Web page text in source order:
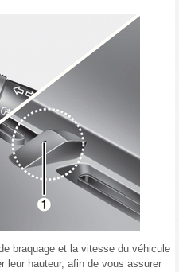
braquage et la vitesse du véhicule
leur hauteur, afin de vous assurer